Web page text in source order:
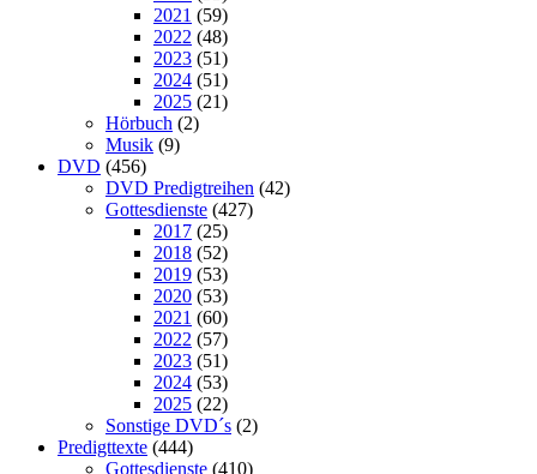
2021 (59)
2022 (48)
2023 (51)
2024 (51)
2025 (21)
Hörbuch (2)
Musik (9)
DVD (456)
DVD Predigtreihen (42)
Gottesdienste (427)
2017 (25)
2018 (52)
2019 (53)
2020 (53)
2021 (60)
2022 (57)
2023 (51)
2024 (53)
2025 (22)
Sonstige DVD´s (2)
Predigttexte (444)
Gottesdienste (410)